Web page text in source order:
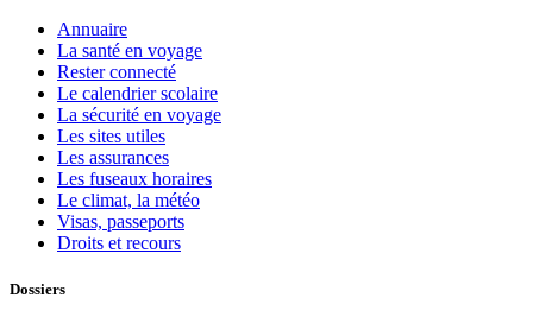
Annuaire
La santé en voyage
Rester connecté
Le calendrier scolaire
La sécurité en voyage
Les sites utiles
Les assurances
Les fuseaux horaires
Le climat, la météo
Visas, passeports
Droits et recours
Dossiers